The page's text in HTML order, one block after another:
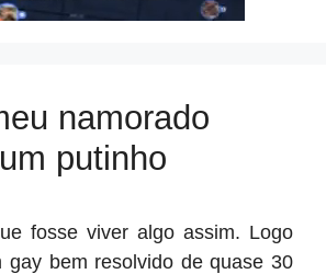
namorado
putinho
fosse viver algo assim. Logo
gay bem resolvido de quase 30